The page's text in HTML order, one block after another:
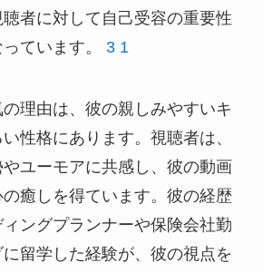
者に対して自己受容の重要性
ています。 3 1
理由は、彼の親しみやすいキ
性格にあります。視聴者は、
ユーモアに共感し、彼の動画
癒しを得ています。彼の経歴
ングプランナーや保険会社勤
留学した経験が、彼の視点を